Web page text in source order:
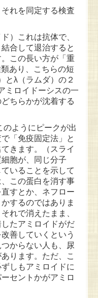
れを同定する検査
）これは抗体で、
合して退治すると
この長い方が「重
あり、こちらの短
とλ（ラムダ）の２
ミロイドーシスの一
ちらかが沈着する
ようにピークが出
「免疫固定法」と
きます。（スライ
胞が、同じ分子
いることを示して
この蛋白を消す事
すとか、ネフロー
するのではありま
れで消えたまま、
たアミロイドがだ
善していくという
からない人も、尿
ります。ただ、こ
しもアミロイドに
セントかがアミロ